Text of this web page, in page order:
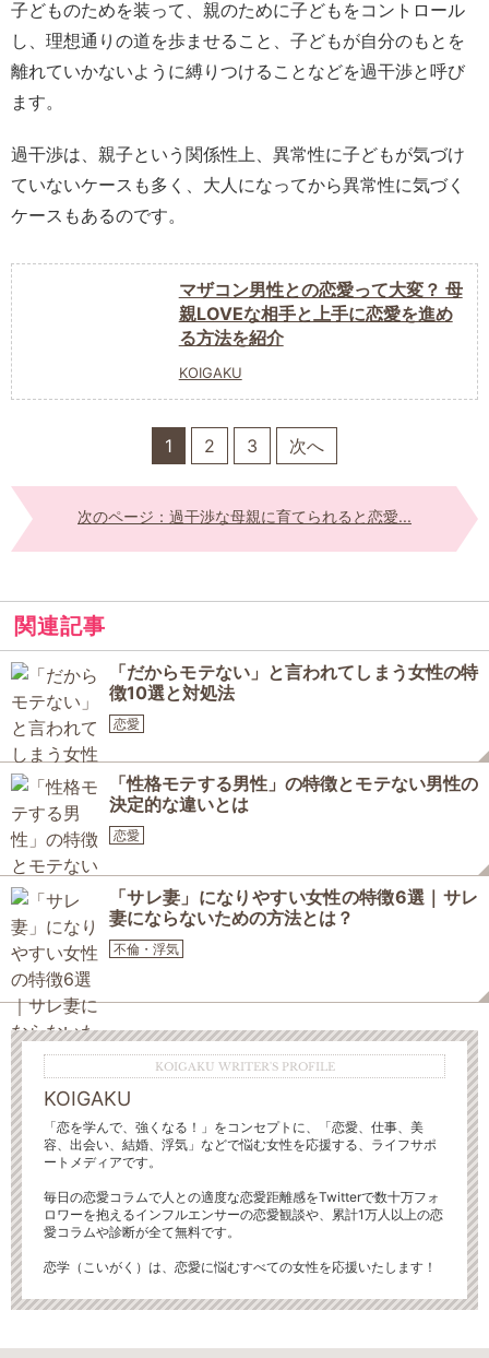
子どものためを装って、親のために子どもをコントロール
し、理想通りの道を歩ませること、子どもが自分のもとを
離れていかないように縛りつけることなどを過干渉と呼び
ます。
過干渉は、親子という関係性上、異常性に子どもが気づけ
ていないケースも多く、大人になってから異常性に気づく
ケースもあるのです。
マザコン男性との恋愛って大変？ 母
親LOVEな相手と上手に恋愛を進め
る方法を紹介
KOIGAKU
1 2 3 次へ
次のページ：過干渉な母親に育てられると恋愛...
関連記事
「だからモテない」と言われてしまう女性の特
徴10選と対処法
恋愛
「性格モテする男性」の特徴とモテない男性の
決定的な違いとは
恋愛
「サレ妻」になりやすい女性の特徴6選｜サレ
妻にならないための方法とは？
不倫・浮気
KOIGAKU WRITER'S PROFILE
KOIGAKU
「恋を学んで、強くなる！」をコンセプトに、「恋愛、仕事、美
容、出会い、結婚、浮気」などで悩む女性を応援する、ライフサポ
ートメディアです。
毎日の恋愛コラムで人との適度な恋愛距離感をTwitterで数十万フォ
ロワーを抱えるインフルエンサーの恋愛観談や、累計1万人以上の恋
愛コラムや診断が全て無料です。
恋学（こいがく）は、恋愛に悩むすべての女性を応援いたします！